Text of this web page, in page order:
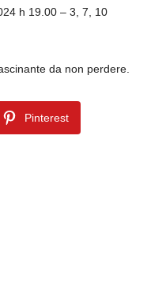
h 19.00 – 3, 7, 10
da non perdere.
Pinterest